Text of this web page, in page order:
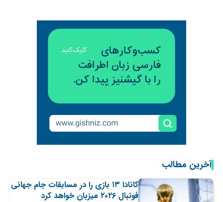
آخرین مطالب
کانادا ۱۳ بازی را در مسابقات جام جهانی
فوتبال ۲۰۲۶ میزبان خواهد کرد